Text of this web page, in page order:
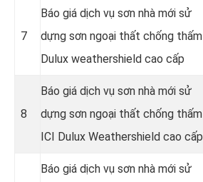
7
Báo giá dịch vụ sơn nhà mới sử
dựng sơn ngoại thất chống thấm
Dulux weathershield cao cấp
8
Báo giá dịch vụ sơn nhà mới sử
dựng sơn ngoại thất chống thấm
ICI Dulux Weathershield cao cấp
Báo giá dịch vụ sơn nhà mới sử